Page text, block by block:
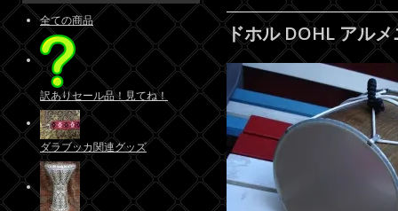
ドホル DOHL アル
全ての商品
訳ありセール品！見てね！
ダラブッカ関連グッズ